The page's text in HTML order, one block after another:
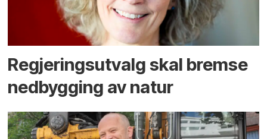
Regjerings­utvalg skal bremse
ned­bygging av natur